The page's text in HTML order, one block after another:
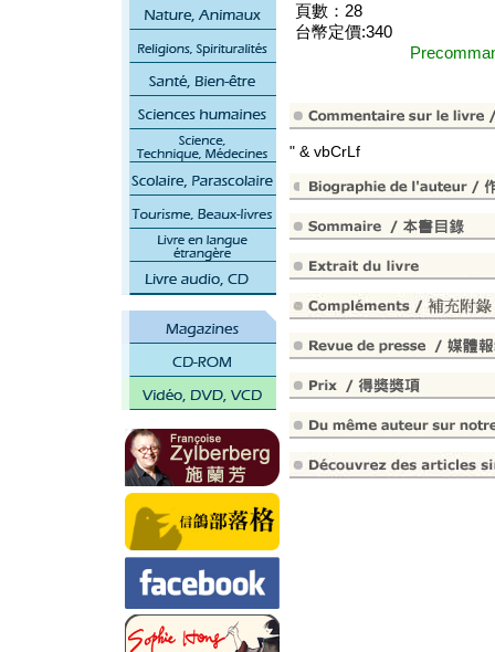
頁數：28
台幣定價:340
" & vbCrLf